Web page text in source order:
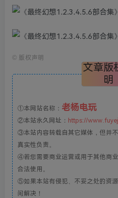
© 版权声明
文章版
明
①本网站名称： 老杨电玩
②本站永久网址： https://
③本站内容转载自其它媒体，但并
真实性负责。
④若您需要商业运营或用于其他商
合法使用。
⑤如果本站有侵犯、不妥之处的资
间解决！